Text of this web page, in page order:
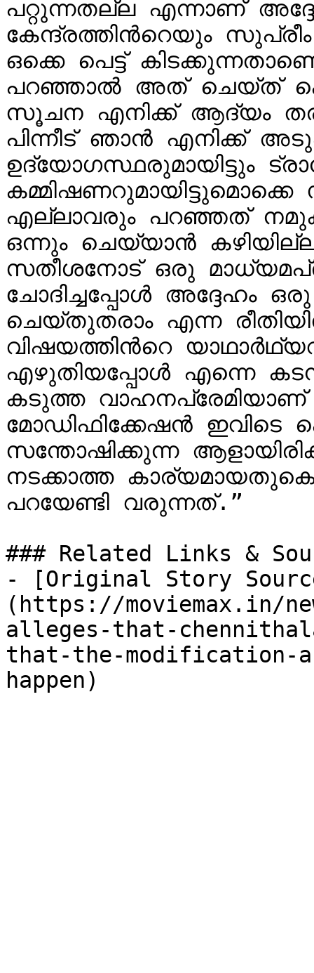
പറ്റുന്നതല്ല എന്നാണ്
കേന്ദ്രത്തിന്‍റെയും
ഒക്കെ പെട്ട്
പറഞ്ഞാല്‍ അത് ചെയ്ത്
സൂചന എനിക്ക് ആദ്യം
പിന്നീട് ഞാന്‍ എനിക്ക്
ഉദ്യോ​ഗസ്ഥരുമായിട്ടും
എല്ലാവരും പറഞ്ഞത്
ഒന്നും ചെയ്യാന്‍
സതീശനോട് ഒരു
ചോദിച്ചപ്പോള്‍ അദ്ദേഹം
ചെയ്തുതരാം എന്ന
വിഷയത്തിന്‍റെ
എഴുതിയപ്പോള്‍ എന്നെ
കടുത്ത
മോഡിഫിക്കേഷന്‍
സന്തോഷിക്കുന്ന
നടക്കാത്ത
പറയേണ്ടി വരുന്നത്.”
### Related Links &
- [Original Story
(https://moviemax.in/
alleges-that-
that-the-modification-
happen)